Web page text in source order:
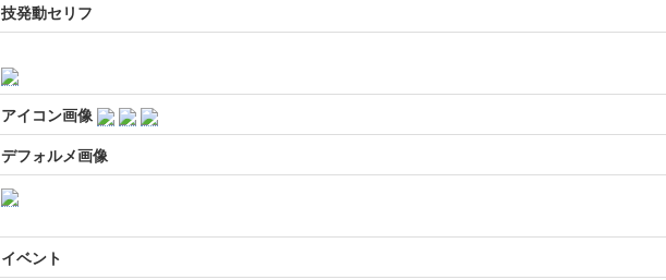
技発動セリフ
アイコン画像
デフォルメ画像
イベント